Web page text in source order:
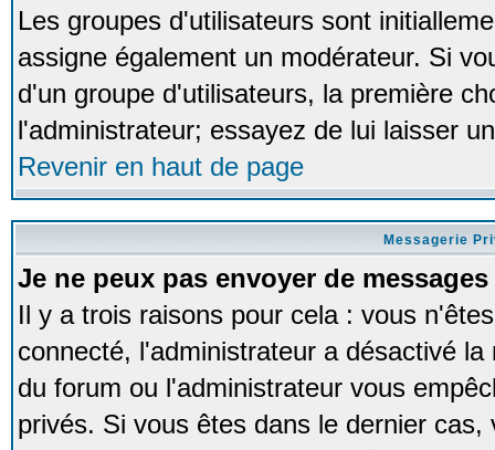
Les groupes d'utilisateurs sont
assigne également un modérateur. Si
d'un groupe d'utilisateurs, la première
l'administrateur; essayez de lui laisser
Revenir en haut de page
Messagerie
Je ne peux pas envoyer de
Il y a trois raisons pour cela : vous
connecté, l'administrateur a désactivé
du forum ou l'administrateur vous
privés. Si vous êtes dans le dernier